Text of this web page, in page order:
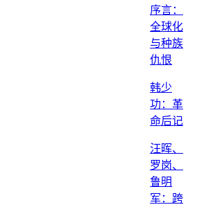
序言：
全球化
与种族
仇恨
韩少
功：革
命后记
汪晖、
罗岗、
鲁明
军：跨